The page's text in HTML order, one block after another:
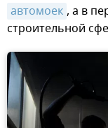
автомоек , а в
строительной